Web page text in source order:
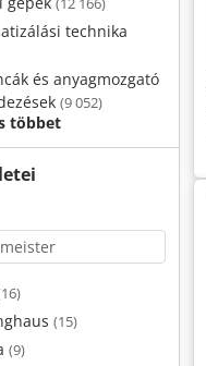
(12 166)
technika
és anyagmozgató
(9 052)
többet
(15)
(9)